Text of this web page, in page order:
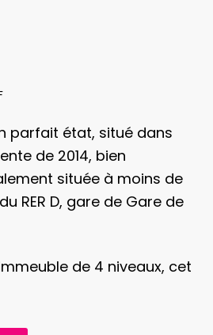
parfait état, situé dans
de 2014, bien
située à moins de
RER D, gare de Gare de
de 4 niveaux, cet
une entrée avec un